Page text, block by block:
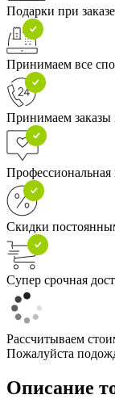
Подарки при
Принимаем все
Принимаем заказы
Скидки
Супер срочная
Рассчитываем
Пожалуйста
Описание